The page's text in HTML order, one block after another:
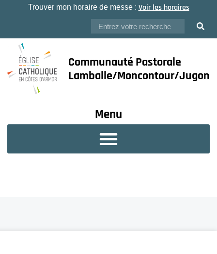
Trouver mon horaire de messe : Voir les horaires
Communauté Pastorale
Lamballe/Moncontour/Jugon
Menu